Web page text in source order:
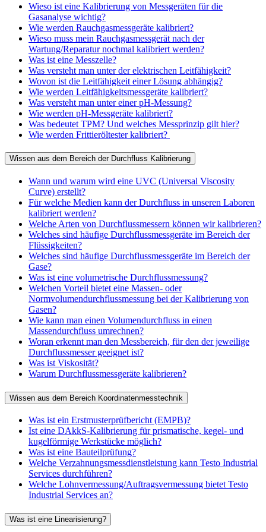
Wieso ist eine Kalibrierung von Messgeräten für die
Gasanalyse wichtig?
Wie werden Rauchgasmessgeräte kalibriert?
Wieso muss mein Rauchgasmessgerät nach der
Wartung/Reparatur nochmal kalibriert werden?
Was ist eine Messzelle?
Was versteht man unter der elektrischen Leitfähigkeit?
Wovon ist die Leitfähigkeit einer Lösung abhängig?
Wie werden Leitfähigkeitsmessgeräte kalibriert?
Was versteht man unter einer pH-Messung?
Wie werden pH-Messgeräte kalibriert?
Was bedeutet TPM? Und welches Messprinzip gilt hier?
Wie werden Frittieröltester kalibriert?
Wissen aus dem Bereich der Durchfluss Kalibrierung
Wann und warum wird eine UVC (Universal Viscosity
Curve) erstellt?
Für welche Medien kann der Durchfluss in unseren Laboren
kalibriert werden?
Welche Arten von Durchflussmessern können wir kalibrieren?
Welches sind häufige Durchflussmessgeräte im Bereich der
Flüssigkeiten?
Welches sind häufige Durchflussmessgeräte im Bereich der
Gase?
Was ist eine volumetrische Durchflussmessung?
Welchen Vorteil bietet eine Massen- oder
Normvolumendurchflussmessung bei der Kalibrierung von
Gasen?
Wie kann man einen Volumendurchfluss in einen
Massendurchfluss umrechnen?
Woran erkennt man den Messbereich, für den der jeweilige
Durchflussmesser geeignet ist?
Was ist Viskosität?
Warum Durchflussmessgeräte kalibrieren?
Wissen aus dem Bereich Koordinatenmesstechnik
Was ist ein Erstmusterprüfbericht (EMPB)?
Ist eine DAkkS-Kalibrierung für prismatische, kegel- und
kugelförmige Werkstücke möglich?
Was ist eine Bauteilprüfung?
Welche Verzahnungsmessdienstleistung kann Testo Industrial
Services durchführen?
Welche Lohnvermessung/Auftragsvermessung bietet Testo
Industrial Services an?
Was ist eine Linearisierung?